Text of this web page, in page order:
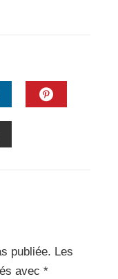
publiée. Les
avec *